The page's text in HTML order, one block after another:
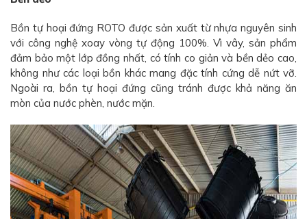
Bồn tự hoại đứng ROTO được sản xuất từ nhựa nguyên sinh
với công nghệ xoay vòng tự động 100%. Vì vây, sản phẩm
đảm bảo một lớp đồng nhất, có tính co giản và bền dẻo cao,
không như các loại bồn khác mang đặc tính cứng dễ nứt vỡ.
Ngoài ra, bồn tự hoại đứng cũng tránh được khả năng ăn
mòn của nước phèn, nước mặn.